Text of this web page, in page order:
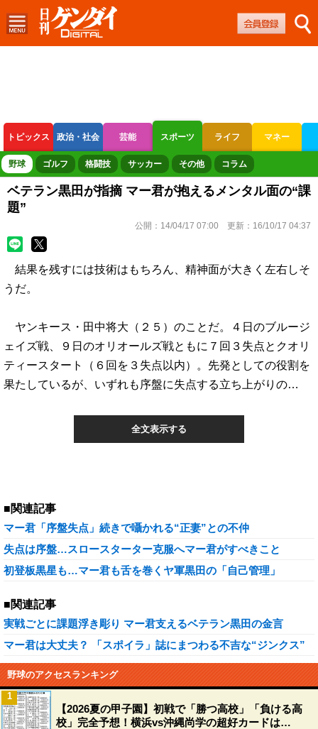
トピックス 政治・社会 芸能 スポーツ ライフ マネー
ボートレース 競輪 オートレース
野球 ゴルフ 格闘技 サッカー その他 コラム
ベテラン黒田が指摘 マー君が抱えるメンタル面の“課
題”
公開： 14/04/17 07:00 更新： 16/10/17 04:37
結果を残すには技術はもちろん、精神面が大きく左右しそ
うだ。
ヤンキース・田中将大（２５）のことだ。４日のブルージ
ェイズ戦、９日のオリオールズ戦ともに７回３失点とクオリ
ティースタート（６回を３失点以内）。先発としての役割を
果たしているが、いずれも序盤に失点する立ち上がりの…
全文表示する
■関連記事
マー君「序盤失点」続きで囁かれる“正妻”との不仲
失点は序盤…スロースターター克服へマー君がすべきこと
初登板黒星も…マー君も舌を巻くヤ軍黒田の「自己管理」
■関連記事
実戦ごとに課題浮き彫り マー君支えるベテラン黒田の金言
マー君は大丈夫？ 「スポイラ」誌にまつわる不吉な“ジンクス”
野球のアクセスランキング
【2026夏の甲子園】初戦で「勝つ高校」「負ける高
校」完全予想！横浜vs沖縄尚学の超好カードは…
1